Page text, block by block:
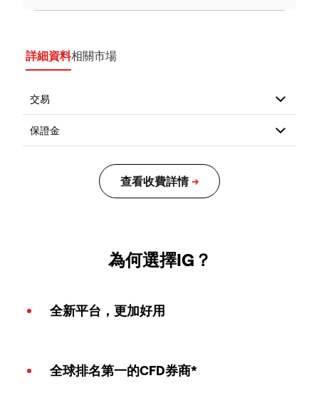
詳細資料相關市場
為何選擇IG？
全新平台，更加好用
全球排名第一的CFD券商*